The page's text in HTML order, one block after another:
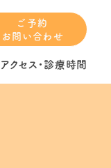
ご予約
お問い合わせ
アクセス・診療時間